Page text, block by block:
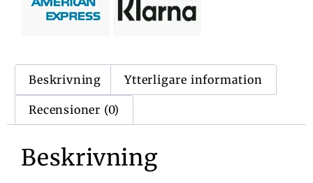
Beskrivning Ytterligare information
Recensioner (0)
Beskrivning